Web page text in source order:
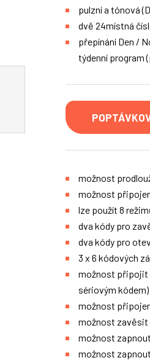
pulzní a tónová
dvě 24místná
přepínání Den /
týdenní program
možnost
možnost
lze použít 8
dva kódy pro
dva kódy pro
3 x 6 kódových
možnost připojit
sériovým kódem)
možnost
možnost
možnost
možnost